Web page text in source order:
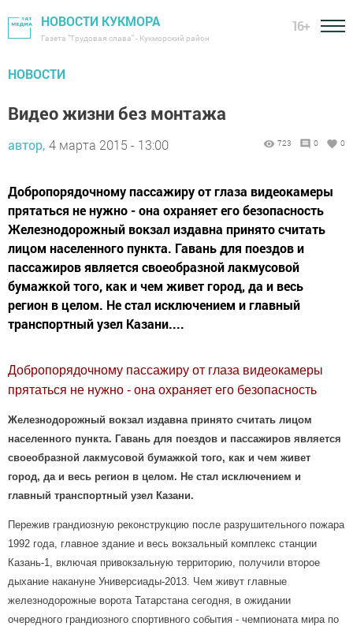
НОВОСТИ КУКМОРА
Газета "Трудовая слава" - Кукморский район
16+
НОВОСТИ
Видео жизни без монтажа
автор, 4 марта 2015 - 13:00 723 0 0
Добропорядочному пассажиру от глаза видеокамеры
прятаться не нужно - она охраняет его безопасность
Железнодорожный вокзал издавна принято считать
лицом населенного пункта. Гавань для поездов и
пассажиров является своеобразной лакмусовой
бумажкой того, как и чем живет город, да и весь
регион в целом. Не стал исключением и главный
транспортный узел Казани....
Добропорядочному пассажиру от глаза видеокамеры
прятаться не нужно - она охраняет его безопасность
Железнодорожный вокзал издавна принято считать лицом
населенного пункта. Гавань для поездов и пассажиров является
своеобразной лакмусовой бумажкой того, как и чем живет
город, да и весь регион в целом. Не стал исключением и
главный транспортный узел Казани.
Пережив грандиозную реконструкцию после разрушительного пожара
1992 года, главное здание и весь вокзальный комплекс станции
Казань-1, включая привокзальную территорию, получили второе
дыхание накануне Универсиады-2013. Чем живут главные
железнодорожные ворота Татарстана сегодня, в ожидании
очередного грандиозного спортивного события - чемпионата мира по